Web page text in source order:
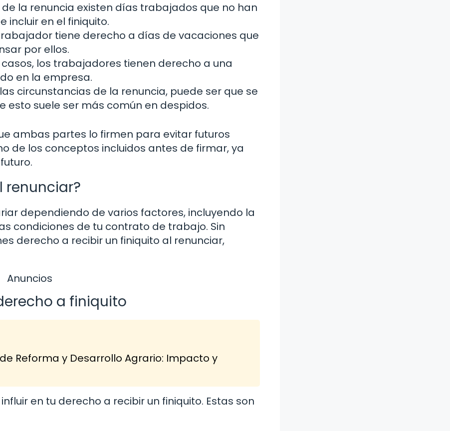
la renuncia existen días trabajados que no han
incluir en el finiquito.
tiene derecho a días de vacaciones que
por ellos.
casos, los trabajadores tienen derecho a una
en la empresa.
circunstancias de la renuncia, puede ser que se
esto suele ser más común en despidos.
ambas partes lo firmen para evitar futuros
de los conceptos incluidos antes de firmar, ya
renunciar?
dependiendo de varios factores, incluyendo la
condiciones de tu contrato de trabajo. Sin
derecho a recibir un finiquito al renunciar,
Anuncios
a finiquito
Reforma y Desarrollo Agrario: Impacto y
en tu derecho a recibir un finiquito. Estas son